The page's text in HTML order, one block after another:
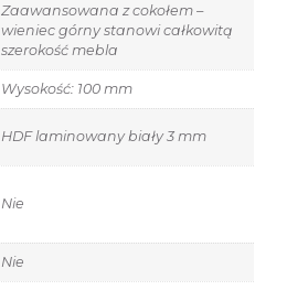
Zaawansowana z cokołem –
wieniec górny stanowi całkowitą
szerokość mebla
Wysokość: 100 mm
HDF laminowany biały 3 mm
Nie
Nie